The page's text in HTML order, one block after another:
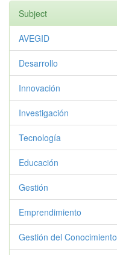
Subject
AVEGID
Desarrollo
Innovación
Investigación
Tecnología
Educación
Gestión
Emprendimiento
Gestión del Conocimiento